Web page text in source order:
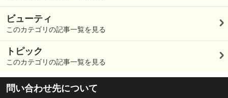
ビューティ
このカテゴリの記事一覧を見る
トピック
このカテゴリの記事一覧を見る
問い合わせ先について